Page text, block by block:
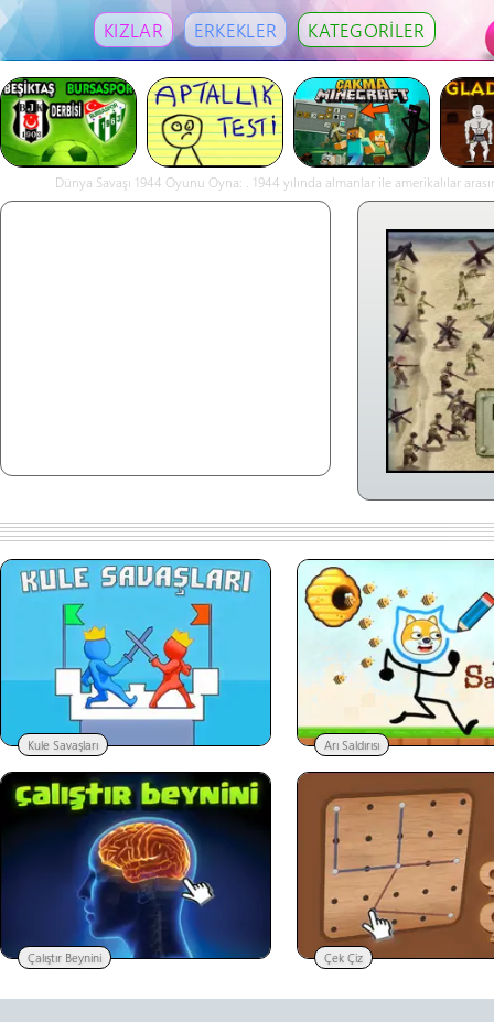
KIZLAR ERKEKLER KATEGORİLER
Dünya Savaşı 1944 Oyunu Oyna: . 1944 yılında almanlar ile amerikalılar
Kule Savaşları Arı Saldırısı
Çalıştır Beynini Çek Çiz